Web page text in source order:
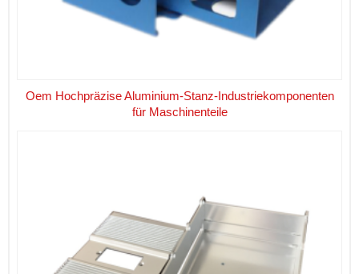
Oem Hochpräzise Aluminium-Stanz-Industriekomponenten
für Maschinenteile